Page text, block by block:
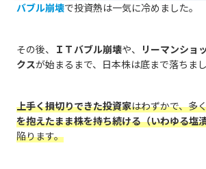
バブル崩壊で投資熱は一気に冷めました。
その後、 ＩＴバブル崩壊や、 リーマンショ
クスが始まるまで、日本株は底まで落ちまし
上手く損切りできた投資家はわずかで、多
を抱えたまま株を持ち続ける（いわゆる塩
陥ります。